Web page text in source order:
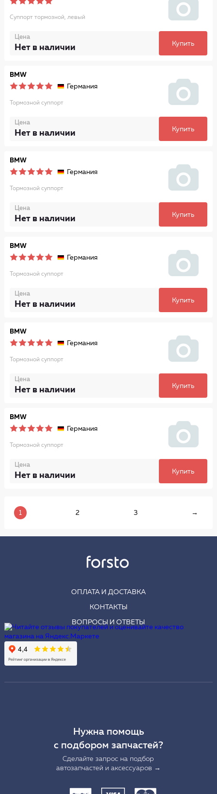
Суппорт тормозной, левый
Цена
Нет в наличии Купить
BMW
Германия
Тормозной суппорт
Цена
Нет в наличии Купить
BMW
Германия
Тормозной суппорт
Цена
Нет в наличии Купить
BMW
Германия
Тормозной суппорт
Цена
Нет в наличии Купить
BMW
Германия
Тормозной суппорт
Цена
Нет в наличии Купить
BMW
Германия
Тормозной суппорт
Цена
Нет в наличии Купить
1 2 3 →
ОПЛАТА И ДОСТАВКА
КОНТАКТЫ
ВОПРОСЫ И ОТВЕТЫ
Нужна помощь
с подбором запчастей?
Сделайте запрос на подбор
автозапчастей и аксессуаров →